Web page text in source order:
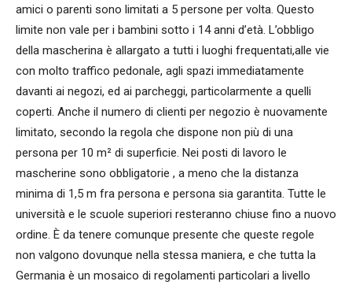
amici o parenti sono limitati a 5 persone per volta. Questo
limite non vale per i bambini sotto i 14 anni d’età. L’obbligo
della mascherina è allargato a tutti i luoghi frequentati,alle vie
con molto traffico pedonale, agli spazi immediatamente
davanti ai negozi, ed ai parcheggi, particolarmente a quelli
coperti. Anche il numero di clienti per negozio è nuovamente
limitato, secondo la regola che dispone non più di una
persona per 10 m² di superficie. Nei posti di lavoro le
mascherine sono obbligatorie , a meno che la distanza
minima di 1,5 m fra persona e persona sia garantita. Tutte le
università e le scuole superiori resteranno chiuse fino a nuovo
ordine. È da tenere comunque presente che queste regole
non valgono dovunque nella stessa maniera, e che tutta la
Germania è un mosaico di regolamenti particolari a livello